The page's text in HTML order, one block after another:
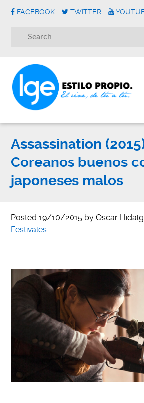
FACEBOOK TWITTER
Assassination
Coreanos buenos
japoneses malos
Posted19/10/2015 byOscar
Festivales